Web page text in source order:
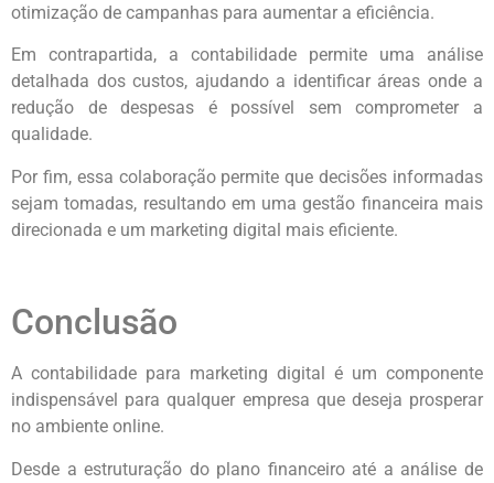
otimização de campanhas para aumentar a eficiência.
Em contrapartida, a contabilidade permite uma análise
detalhada dos custos, ajudando a identificar áreas onde a
redução de despesas é possível sem comprometer a
qualidade.
Por fim, essa colaboração permite que decisões informadas
sejam tomadas, resultando em uma gestão financeira mais
direcionada e um marketing digital mais eficiente.
Conclusão
A contabilidade para marketing digital é um componente
indispensável para qualquer empresa que deseja prosperar
no ambiente online.
Desde a estruturação do plano financeiro até a análise de